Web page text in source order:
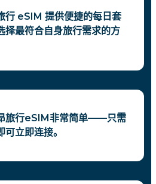
行 eSIM 提供便捷的每日套
择最符合自身旅行需求的方
旅行eSIM非常简单——只需
立即连接。